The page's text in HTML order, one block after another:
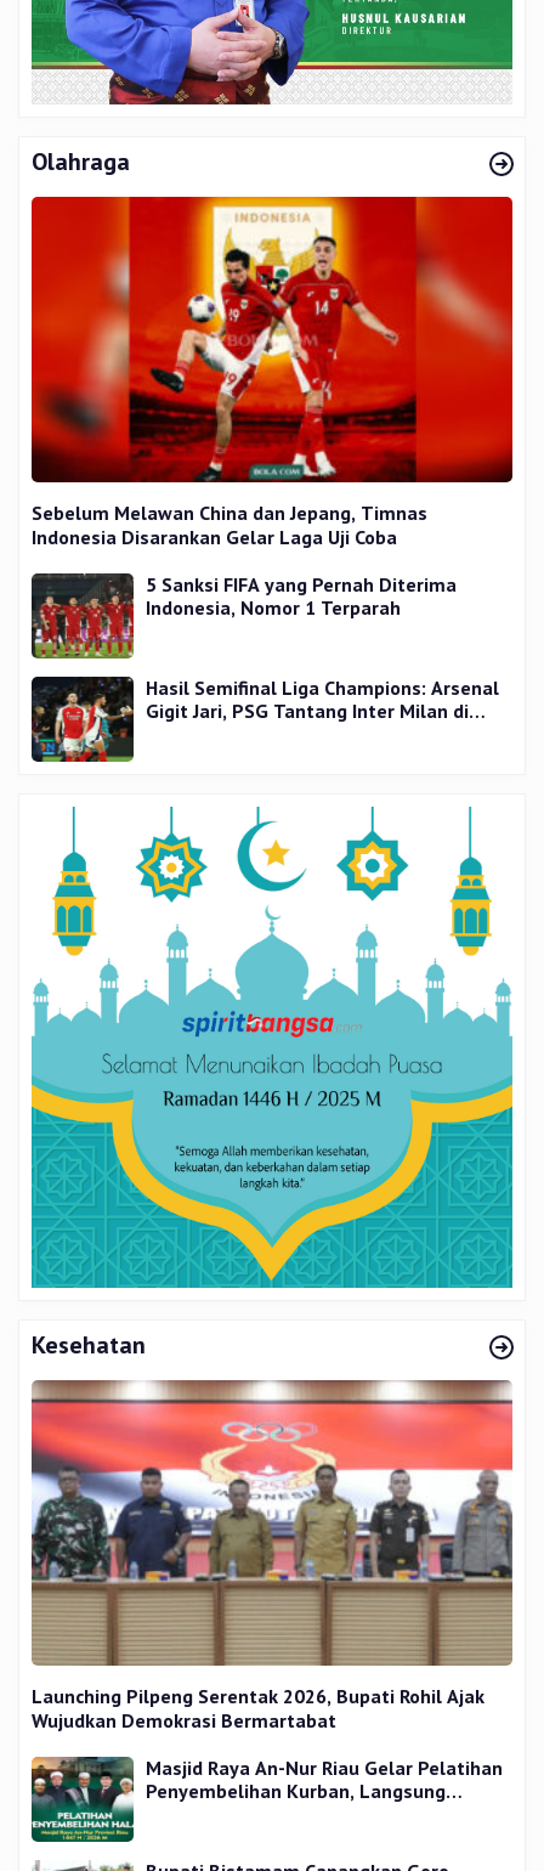
Olahraga
Sebelum Melawan China dan Jepang, Timnas
Indonesia Disarankan Gelar Laga Uji Coba
5 Sanksi FIFA yang Pernah Diterima
Indonesia, Nomor 1 Terparah
Hasil Semifinal Liga Champions: Arsenal
Gigit Jari, PSG Tantang Inter Milan di
Kesehatan
Launching Pilpeng Serentak 2026, Bupati Rohil Ajak
Wujudkan Demokrasi Bermartabat
Masjid Raya An-Nur Riau Gelar Pelatihan
Penyembelihan Kurban, Langsung